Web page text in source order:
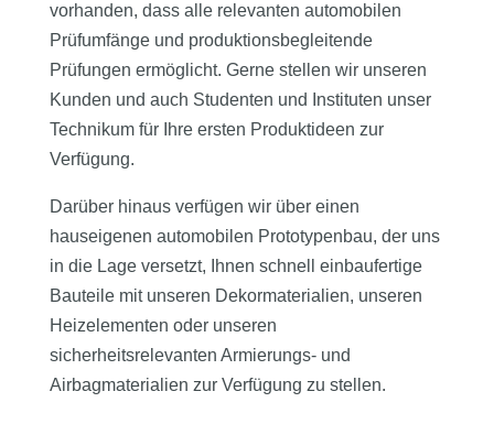
vorhanden, dass alle relevanten automobilen
Prüfumfänge und produktionsbegleitende
Prüfungen ermöglicht. Gerne stellen wir unseren
Kunden und auch Studenten und Instituten unser
Technikum für Ihre ersten Produktideen zur
Verfügung.
Darüber hinaus verfügen wir über einen
hauseigenen automobilen Prototypenbau, der uns
in die Lage versetzt, Ihnen schnell einbaufertige
Bauteile mit unseren Dekormaterialien, unseren
Heizelementen oder unseren
sicherheitsrelevanten Armierungs- und
Airbagmaterialien zur Verfügung zu stellen.